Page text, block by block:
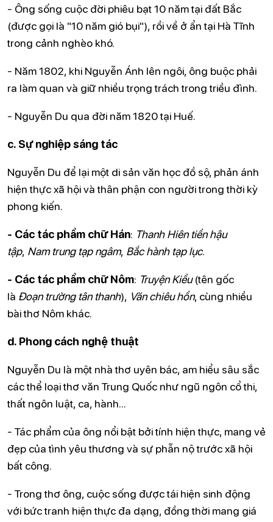
- Ông sống cuộc đời phiêu bạt 10 năm tại đất Bắc
(được gọi là "10 năm gió bụi"), rồi về ở ẩn tại Hà Tĩnh
trong cảnh nghèo khó.
- Năm 1802, khi Nguyễn Ánh lên ngôi, ông buộc phải
ra làm quan và giữ nhiều trọng trách trong triều đình.
- Nguyễn Du qua đời năm 1820 tại Huế.
c. Sự nghiệp sáng tác
Nguyễn Du để lại một di sản văn học đồ sộ, phản ánh
hiện thực xã hội và thân phận con người trong thời kỳ
phong kiến.
- Các tác phẩm chữ Hán: Thanh Hiên tiền hậu
tập, Nam trung tạp ngâm, Bắc hành tạp lục.
- Các tác phẩm chữ Nôm: Truyện Kiều(tên gốc
là Đoạn trường tân thanh), Văn chiêu hồn, cùng nhiều
bài thơ Nôm khác.
d. Phong cách nghệ thuật
Nguyễn Du là một nhà thơ uyên bác, am hiểu sâu sắc
các thể loại thơ văn Trung Quốc như ngũ ngôn cổ thi,
thất ngôn luật, ca, hành...
- Tác phẩm của ông nổi bật bởi tính hiện thực, mang vẻ
đẹp của tình yêu thương và sự phẫn nộ trước xã hội
bất công.
- Trong thơ ông, cuộc sống được tái hiện sinh động
với bức tranh hiện thực đa dạng, đồng thời mang giá